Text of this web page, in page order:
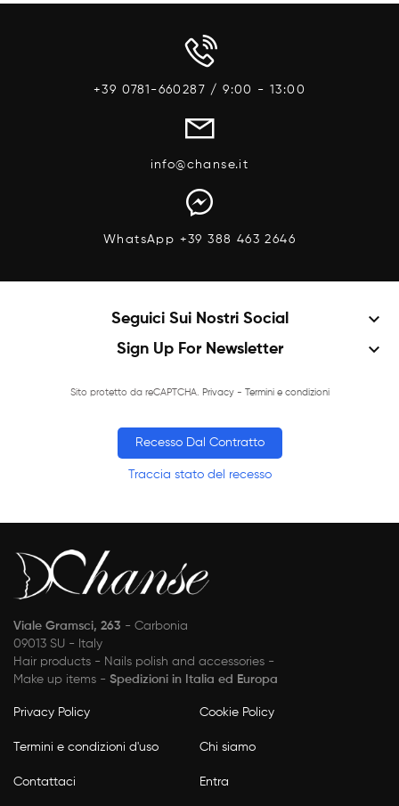
+39 0781-660287 / 9:00 - 13:00
info@chanse.it
WhatsApp +39 388 463 2646
Seguici Sui Nostri Social keyboard_arrow_down
Sign Up For Newsletter keyboard_arrow_down
Sito protetto da reCAPTCHA. Privacy- Termini e condizioni
Recesso Dal Contratto
Traccia stato del recesso
Viale Gramsci, 263 - Carbonia
09013 SU - Italy
Hair products - Nails polish and accessories -
Make up items - Spedizioni in Italia ed Europa
Privacy Policy Cookie Policy
Termini e condizioni d'uso Chi siamo
Contattaci Entra